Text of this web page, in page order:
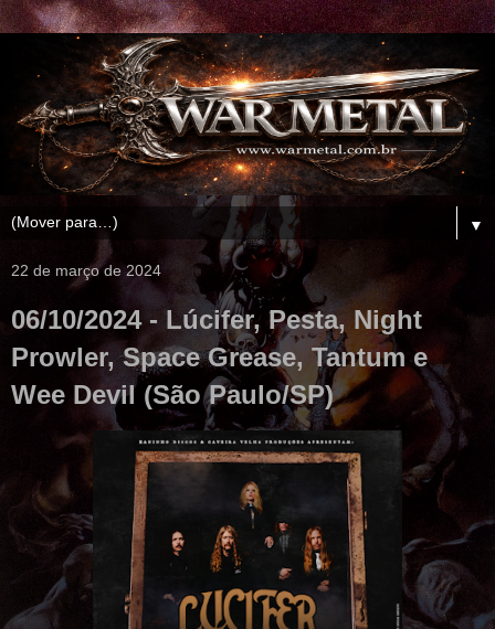
▼
22 de março de 2024
06/10/2024 - Lúcifer, Pesta, Night
Prowler, Space Grease, Tantum e
Wee Devil (São Paulo/SP)